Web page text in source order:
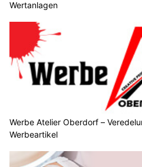
Wertanlagen
Werbe Atelier Oberdorf –
Werbeartikel